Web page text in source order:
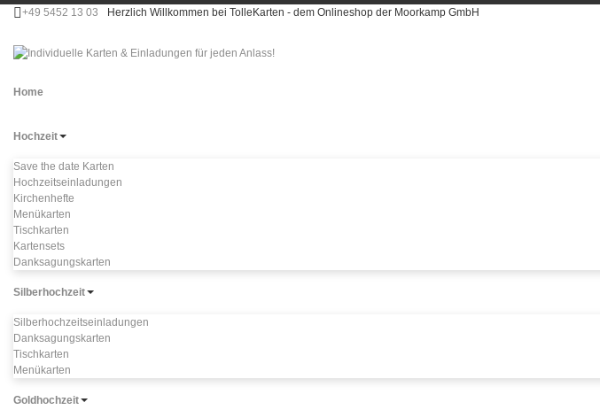
+49 5452 13 03 Herzlich Willkommen bei TolleKarten - dem Onlineshop der Moorkamp GmbH
Home
Hochzeit
Save the date Karten
Hochzeitseinladungen
Kirchenhefte
Menükarten
Tischkarten
Kartensets
Danksagungskarten
Silberhochzeit
Silberhochzeitseinladungen
Danksagungskarten
Tischkarten
Menükarten
Goldhochzeit